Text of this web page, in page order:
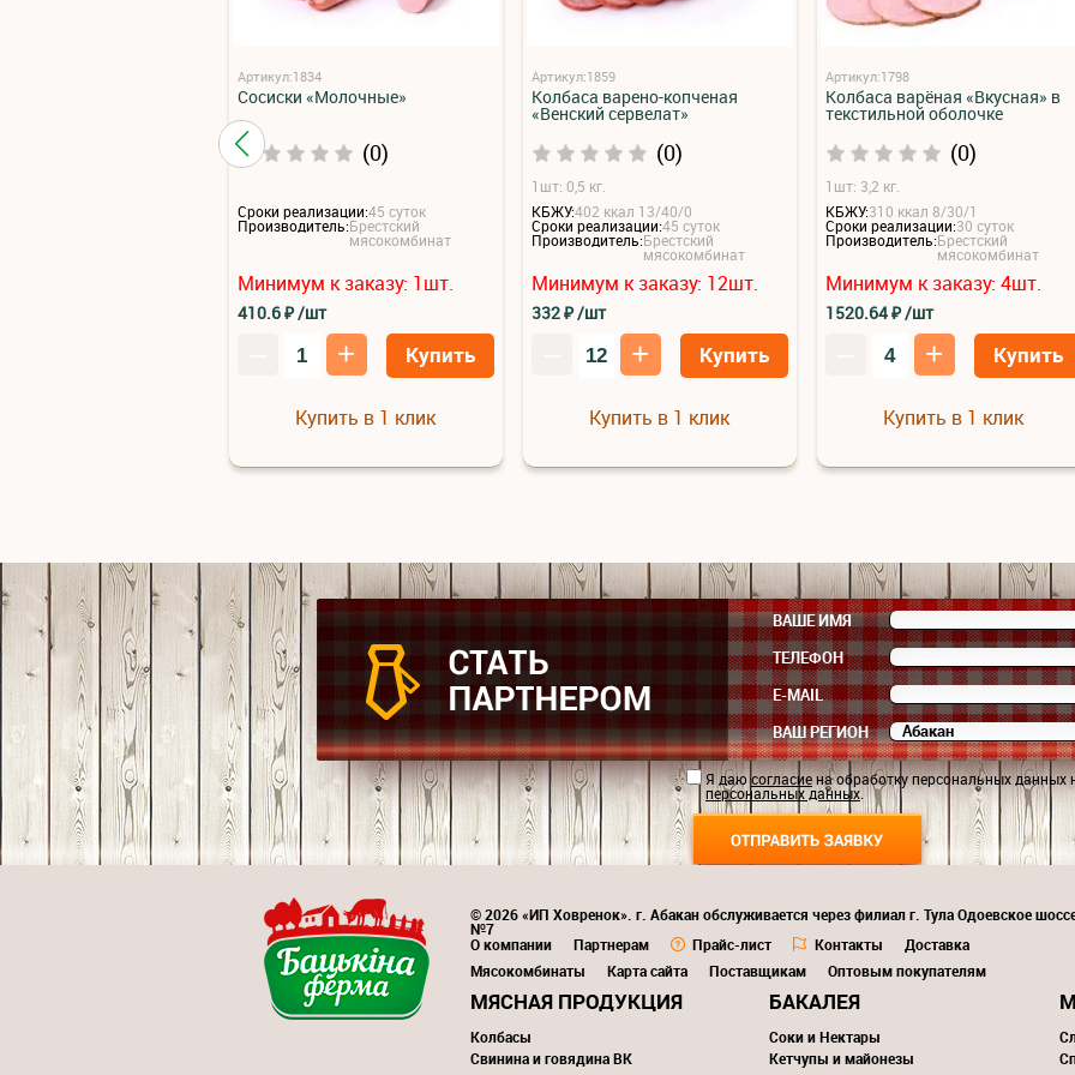
Артикул:1834
Сосиски «Молочные»
(0)
Сроки реализации:45 суток
Производитель:Брестский
мясокомбинат
Минимум к заказу: 1шт.
410.6₽/шт
+ Купить
Купить в 1 клик
Артикул:1859
Колбаса варено-копченая
«Венский сервелат»
(0)
1шт: 0,5 кг.
КБЖУ:402 ккал 13/40/0
Сроки реализации:45 суток
Производитель:Брестский
мясокомбинат
Минимум к заказу: 12шт.
332₽/шт
+ Купить
Купить в 1 клик
Артикул:1798
Колбаса варёная «Вкусная» в
текстильной оболочке
(0)
1шт: 3,2 кг.
КБЖУ:310 ккал 8/30/1
Сроки реализации:30 суток
Производитель:Брестский
мясокомбинат
Минимум к заказу: 4шт.
1520.64₽/шт
+ Купить
Купить в 1 клик
ВАШЕ ИМЯ
ТЕЛЕФОН
E-MAIL
ВАШ РЕГИОН
Я даюсогласиена обработку персональных данных
персональных данных
© 2026 «ИП Ховренок». г. Абакан обслуживается через филиал г. Тула Одоевское
№7
О компании
Партнерам Прайс-лист Контакты
Доставка
Мясокомбинаты
Карта сайта Поставщикам Оптовым покупателям
МЯСНАЯ ПРОДУКЦИЯ
Колбасы
Свинина и говядина ВК
БАКАЛЕЯ
Соки и Нектары
Кетчупы и майонезы